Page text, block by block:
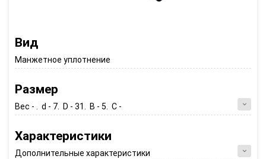
Вид
Манжетное уплотнение
Размер
Вес - . d - 7. D - 31. B - 5. C -
Характеристики
Дополнительные характеристики